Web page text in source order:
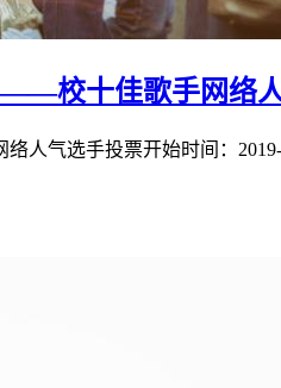
校十佳歌手网络
气选手投票开始时间：